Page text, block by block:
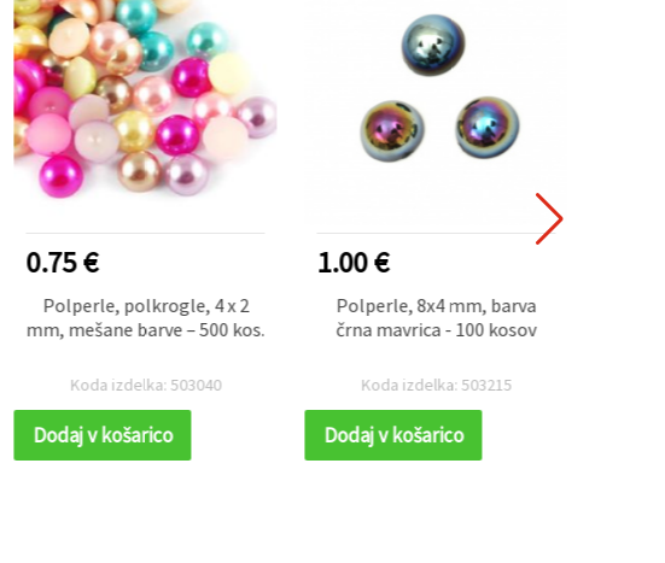
0.75 €
Polperle, polkrogle, 4 x 2
mm, mešane barve – 500 kos.
Koda izdelka: 503040
Dodaj v košarico
1.00 €
Polperle, 8x4 mm, barva
črna mavrica - 100 kosov
Koda izdelka: 503215
Dodaj v košarico